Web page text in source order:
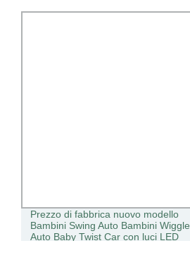
Prezzo di fabbrica nuovo modello
Bambini Swing Auto Bambini Wiggle
Auto Baby Twist Car con luci LED